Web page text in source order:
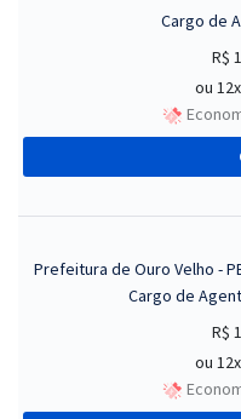
Cargo de
R$
ou
Prefeitura de Ouro Velho -
Cargo de
R$
ou